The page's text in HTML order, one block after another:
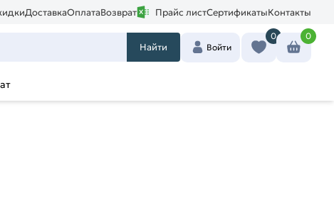
ДоставкаОплатаВозврат Прайс листСертификатыКонтакты
Найти Войти
0 0